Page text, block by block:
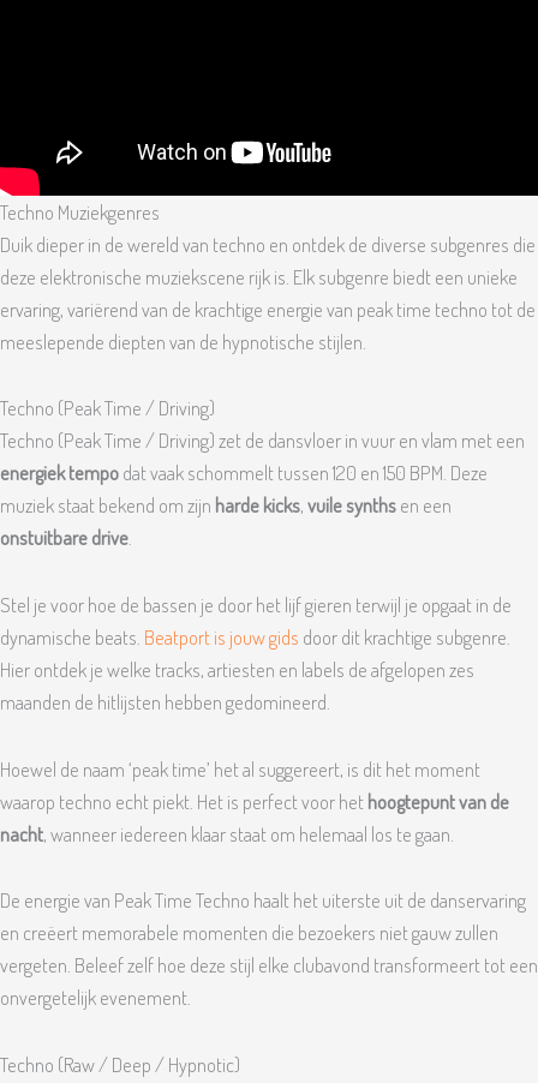
Techno Muziekgenres
Duik dieper in de wereld van techno en ontdek de diverse subgenres die
deze elektronische muziekscene rijk is. Elk subgenre biedt een unieke
ervaring, variërend van de krachtige energie van peak time techno tot de
meeslepende diepten van de hypnotische stijlen.
Techno (Peak Time / Driving)
Techno (Peak Time / Driving) zet de dansvloer in vuur en vlam met een
energiek tempodat vaak schommelt tussen 120 en 150 BPM. Deze
muziek staat bekend om zijn harde kicks,vuile synthsen een
onstuitbare drive.
Stel je voor hoe de bassen je door het lijf gieren terwijl je opgaat in de
dynamische beats. Beatport is jouw gids door dit krachtige subgenre.
Hier ontdek je welke tracks, artiesten en labels de afgelopen zes
maanden de hitlijsten hebben gedomineerd.
Hoewel de naam ‘peak time’ het al suggereert, is dit het moment
waarop techno echt piekt. Het is perfect voor hethoogtepunt van de
nacht, wanneer iedereen klaar staat om helemaal los te gaan.
De energie van Peak Time Techno haalt het uiterste uit de danservaring
en creëert memorabele momenten die bezoekers niet gauw zullen
vergeten. Beleef zelf hoe deze stijl elke clubavond transformeert tot een
onvergetelijk evenement.
Techno (Raw / Deep / Hypnotic)